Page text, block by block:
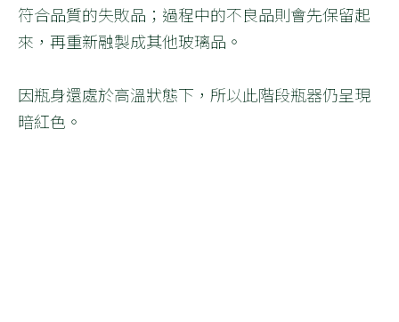
符合品質的失敗品；過程中的不良品則會先保留起
來，再重新融製成其他玻璃品。
因瓶身還處於高溫狀態下，所以此階段瓶器仍呈現
暗紅色。